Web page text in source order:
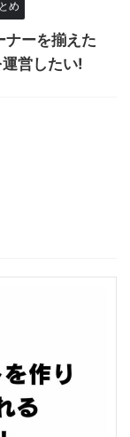
め
ナーを揃えた
営したい!